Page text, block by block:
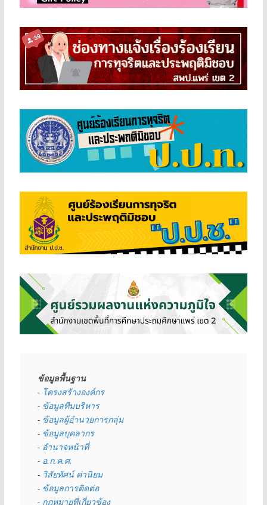
ข้อมูลพื้นฐาน
- โครงสร้างองค์กร
- ข้อมูลทีมบริหาร
- ข้อมูลผู้อำนวยการกลุ่ม
- ข้อมูลบุคลากร
- อำนาจหน้าที่
- อ.ก.ค.ศ.
- วิสัยทัศน์ ค่านิยม
- ข้อมูลการติดต่อ
- กฏหมายที่เกี่ยวข้อง